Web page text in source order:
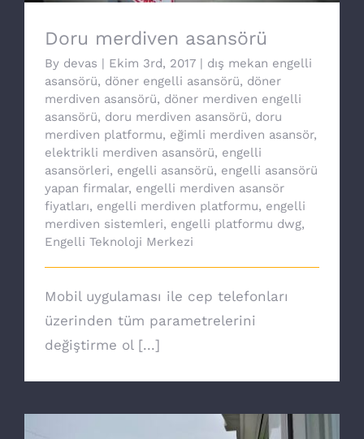
Doru merdiven asansörü
By devas | Ekim 3rd, 2017 | dış mekan engelli
asansörü, döner engelli asansörü, döner
merdiven asansörü, döner merdiven engelli
asansörü, doru merdiven asansörü, doru
merdiven platformu, eğimli merdiven asansör,
elektrikli merdiven asansörü, engelli
asansörleri, engelli asansörü, engelli asansörü
yapan firmalar, engelli merdiven asansör
fiyatları, engelli merdiven platformu, engelli
merdiven sistemleri, engelli platformu dwg,
Engelli Teknoloji Merkezi
Mobil uygulaması ile cep telefonları
üzerinden tüm parametrelerini
değiştirme ol [...]